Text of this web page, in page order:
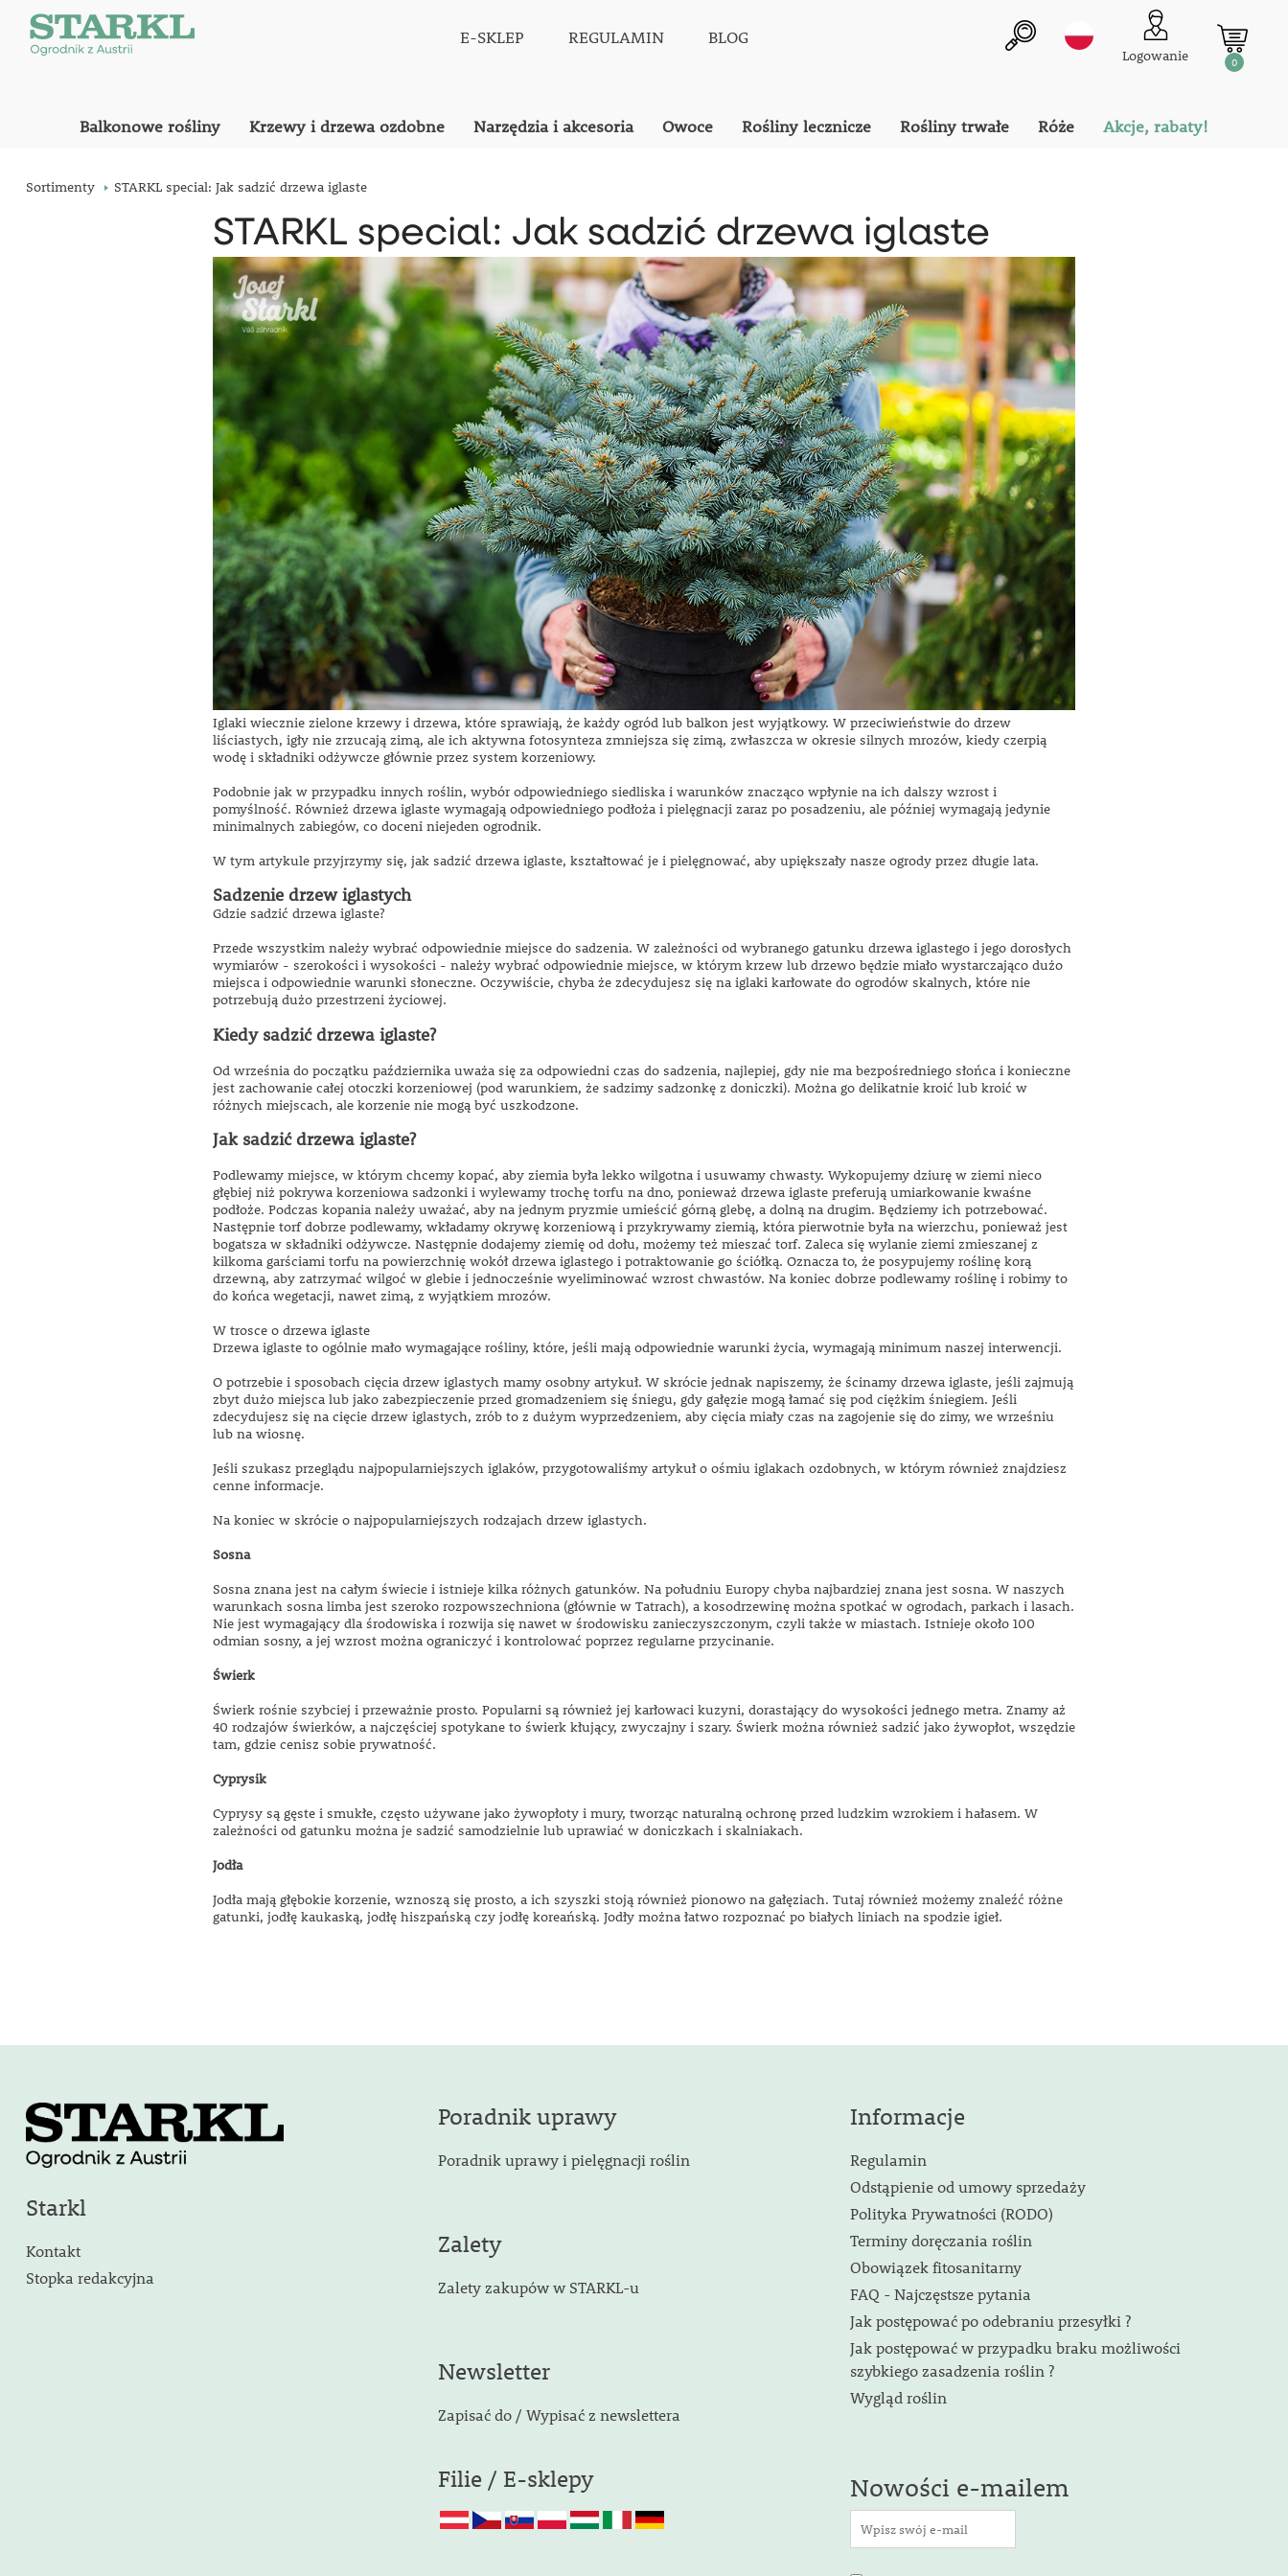
E-SKLEP REGULAMIN BLOG
Logowanie 0
Balkonowe rośliny Krzewy i drzewa ozdobne Narzędzia i akcesoria Owoce Rośliny lecznicze Rośliny trwałe Róże Akcje, rabaty!
Sortimenty STARKL special: Jak sadzić drzewa iglaste
STARKL special: Jak sadzić drzewa iglaste
Iglaki wiecznie zielone krzewy i drzewa, które sprawiają, że każdy ogród lub balkon jest wyjątkowy. W przeciwieństwie do drzew
liściastych, igły nie zrzucają zimą, ale ich aktywna fotosynteza zmniejsza się zimą, zwłaszcza w okresie silnych mrozów, kiedy czerpią
wodę i składniki odżywcze głównie przez system korzeniowy.
Podobnie jak w przypadku innych roślin, wybór odpowiedniego siedliska i warunków znacząco wpłynie na ich dalszy wzrost i
pomyślność. Również drzewa iglaste wymagają odpowiedniego podłoża i pielęgnacji zaraz po posadzeniu, ale później wymagają jedynie
minimalnych zabiegów, co doceni niejeden ogrodnik.
W tym artykule przyjrzymy się, jak sadzić drzewa iglaste, kształtować je i pielęgnować, aby upiększały nasze ogrody przez długie lata.
Sadzenie drzew iglastych
Gdzie sadzić drzewa iglaste?
Przede wszystkim należy wybrać odpowiednie miejsce do sadzenia. W zależności od wybranego gatunku drzewa iglastego i jego dorosłych
wymiarów - szerokości i wysokości - należy wybrać odpowiednie miejsce, w którym krzew lub drzewo będzie miało wystarczająco dużo
miejsca i odpowiednie warunki słoneczne. Oczywiście, chyba że zdecydujesz się na iglaki karłowate do ogrodów skalnych, które nie
potrzebują dużo przestrzeni życiowej.
Kiedy sadzić drzewa iglaste?
Od września do początku października uważa się za odpowiedni czas do sadzenia, najlepiej, gdy nie ma bezpośredniego słońca i konieczne
jest zachowanie całej otoczki korzeniowej (pod warunkiem, że sadzimy sadzonkę z doniczki). Można go delikatnie kroić lub kroić w
różnych miejscach, ale korzenie nie mogą być uszkodzone.
Jak sadzić drzewa iglaste?
Podlewamy miejsce, w którym chcemy kopać, aby ziemia była lekko wilgotna i usuwamy chwasty. Wykopujemy dziurę w ziemi nieco
głębiej niż pokrywa korzeniowa sadzonki i wylewamy trochę torfu na dno, ponieważ drzewa iglaste preferują umiarkowanie kwaśne
podłoże. Podczas kopania należy uważać, aby na jednym pryzmie umieścić górną glebę, a dolną na drugim. Będziemy ich potrzebować.
Następnie torf dobrze podlewamy, wkładamy okrywę korzeniową i przykrywamy ziemią, która pierwotnie była na wierzchu, ponieważ jest
bogatsza w składniki odżywcze. Następnie dodajemy ziemię od dołu, możemy też mieszać torf. Zaleca się wylanie ziemi zmieszanej z
kilkoma garściami torfu na powierzchnię wokół drzewa iglastego i potraktowanie go ściółką. Oznacza to, że posypujemy roślinę korą
drzewną, aby zatrzymać wilgoć w glebie i jednocześnie wyeliminować wzrost chwastów. Na koniec dobrze podlewamy roślinę i robimy to
do końca wegetacji, nawet zimą, z wyjątkiem mrozów.
W trosce o drzewa iglaste
Drzewa iglaste to ogólnie mało wymagające rośliny, które, jeśli mają odpowiednie warunki życia, wymagają minimum naszej interwencji.
O potrzebie i sposobach cięcia drzew iglastych mamy osobny artykuł. W skrócie jednak napiszemy, że ścinamy drzewa iglaste, jeśli zajmują
zbyt dużo miejsca lub jako zabezpieczenie przed gromadzeniem się śniegu, gdy gałęzie mogą łamać się pod ciężkim śniegiem. Jeśli
zdecydujesz się na cięcie drzew iglastych, zrób to z dużym wyprzedzeniem, aby cięcia miały czas na zagojenie się do zimy, we wrześniu
lub na wiosnę.
Jeśli szukasz przeglądu najpopularniejszych iglaków, przygotowaliśmy artykuł o ośmiu iglakach ozdobnych, w którym również znajdziesz
cenne informacje.
Na koniec w skrócie o najpopularniejszych rodzajach drzew iglastych.
Sosna
Sosna znana jest na całym świecie i istnieje kilka różnych gatunków. Na południu Europy chyba najbardziej znana jest sosna. W naszych
warunkach sosna limba jest szeroko rozpowszechniona (głównie w Tatrach), a kosodrzewinę można spotkać w ogrodach, parkach i lasach.
Nie jest wymagający dla środowiska i rozwija się nawet w środowisku zanieczyszczonym, czyli także w miastach. Istnieje około 100
odmian sosny, a jej wzrost można ograniczyć i kontrolować poprzez regularne przycinanie.
Świerk
Świerk rośnie szybciej i przeważnie prosto. Popularni są również jej karłowaci kuzyni, dorastający do wysokości jednego metra. Znamy aż
40 rodzajów świerków, a najczęściej spotykane to świerk kłujący, zwyczajny i szary. Świerk można również sadzić jako żywopłot, wszędzie
tam, gdzie cenisz sobie prywatność.
Cyprysik
Cyprysy są gęste i smukłe, często używane jako żywopłoty i mury, tworząc naturalną ochronę przed ludzkim wzrokiem i hałasem. W
zależności od gatunku można je sadzić samodzielnie lub uprawiać w doniczkach i skalniakach.
Jodła
Jodła mają głębokie korzenie, wznoszą się prosto, a ich szyszki stoją również pionowo na gałęziach. Tutaj również możemy znaleźć różne
gatunki, jodłę kaukaską, jodłę hiszpańską czy jodłę koreańską. Jodły można łatwo rozpoznać po białych liniach na spodzie igieł.
Starkl
Kontakt
Stopka redakcyjna
Poradnik uprawy
Poradnik uprawy i pielęgnacji roślin
Zalety
Zalety zakupów w STARKL-u
Newsletter
Zapisać do / Wypisać z newslettera
Filie / E-sklepy
Informacje
Regulamin
Odstąpienie od umowy sprzedaży
Polityka Prywatności (RODO)
Terminy doręczania roślin
Obowiązek fitosanitarny
FAQ - Najczęstsze pytania
Jak postępować po odebraniu przesyłki ?
Jak postępować w przypadku braku możliwości
szybkiego zasadzenia roślin ?
Wygląd roślin
Nowości e-mailem